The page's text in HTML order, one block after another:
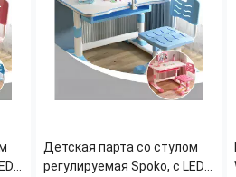
Детская парта со стулом
регулируемая Spoko, с LED-